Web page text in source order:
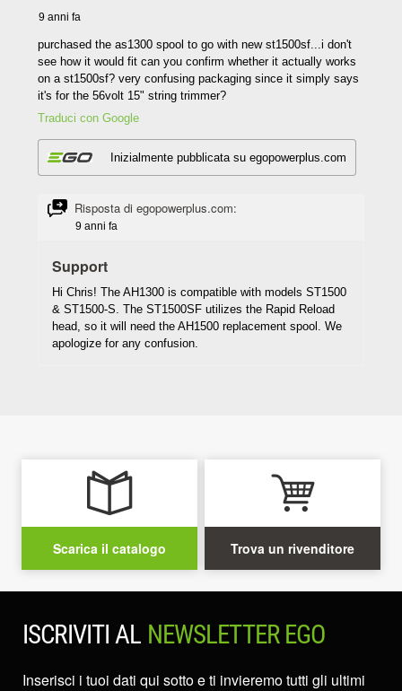
Scarica il catalogo Trova un rivenditore
ISCRIVITI AL NEWSLETTER EGO
Inserisci i tuoi dati qui sotto e ti invieremo tutti gli ultimi